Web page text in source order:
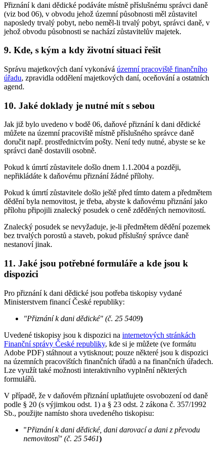
Přiznání k dani dědické podáváte místně příslušnému správci daně
(viz bod 06), v obvodu jehož územní působnosti měl zůstavitel
naposledy trvalý pobyt, nebo neměl-li trvalý pobyt, správci daně, v
jehož obvodu působnosti se nachází zůstavitelův majetek.
9. Kde, s kým a kdy životní situaci řešit
Správu majetkových daní vykonává územní pracoviště finančního
úřadu, zpravidla oddělení majetkových daní, oceňování a ostatních
agend.
10. Jaké doklady je nutné mít s sebou
Jak již bylo uvedeno v bodě 06, daňové přiznání k dani dědické
můžete na územní pracoviště místně příslušného správce daně
doručit např. prostřednictvím pošty. Není tedy nutné, abyste se ke
správci daně dostavili osobně.
Pokud k úmrtí zůstavitele došlo dnem 1.1.2004 a později,
nepřikládáte k daňovému přiznání žádné přílohy.
Pokud k úmrtí zůstavitele došlo ještě před tímto datem a předmětem
dědění byla nemovitost, je třeba, abyste k daňovému přiznání jako
přílohu připojili znalecký posudek o ceně zděděných nemovitostí.
Znalecký posudek se nevyžaduje, je-li předmětem dědění pozemek
bez trvalých porostů a staveb, pokud příslušný správce daně
nestanoví jinak.
11. Jaké jsou potřebné formuláře a kde jsou k
dispozici
Pro přiznání k dani dědické jsou potřeba tiskopisy vydané
Ministerstvem financí České republiky:
"Přiznání k dani dědické" (č. 25 5409)
Uvedené tiskopisy jsou k dispozici na internetových stránkách
Finanční správy České republiky, kde si je můžete (ve formátu
Adobe PDF) stáhnout a vytisknout; pouze některé jsou k dispozici
na územních pracovištích finančních úřadů a na finančních úřadech.
Lze využít také možnosti interaktivního vyplnění některých
formulářů.
V případě, že v daňovém přiznání uplatňujete osvobození od daně
podle § 20 (s výjimkou odst. 1) a § 23 odst. 2 zákona č. 357/1992
Sb., použijte namísto shora uvedeného tiskopisu:
"Přiznání k dani dědické, dani darovací a dani z převodu
nemovitostí" (č. 25 5461)